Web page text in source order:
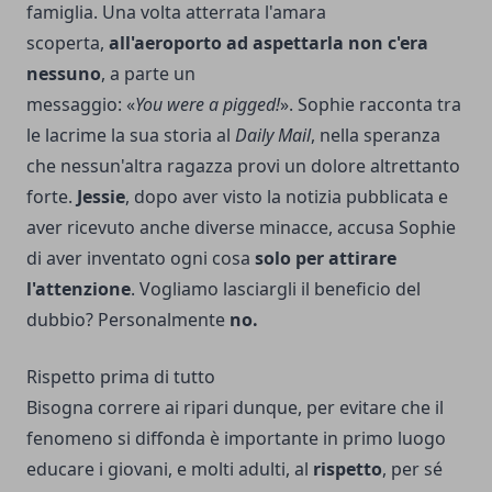
famiglia. Una volta atterrata l'amara
scoperta, all'aeroporto ad aspettarla non c'era
nessuno, a parte un
messaggio: «You wereapigged!». Sophie racconta tra
le lacrime la sua storia al DailyMail, nella speranza
che nessun'altra ragazza provi un dolore altrettanto
forte. Jessie, dopo aver visto la notizia pubblicata e
aver ricevuto anche diverse minacce, accusa Sophie
di aver inventato ogni cosa solo per attirare
l'attenzione. Vogliamo lasciargli il beneficio del
dubbio? Personalmente no.
Rispetto prima di tutto
Bisogna correre ai ripari dunque, per evitare che il
fenomeno si diffonda è importante in primo luogo
educare i giovani, e molti adulti, al rispetto, per sé